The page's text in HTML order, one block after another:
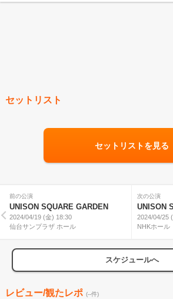
セットリスト
セットリストを見る
前の公演
UNISON SQUARE GARDEN
2024/04/19 (金) 18:30
仙台サンプラザ ホール
次の公演
UNISON
2024/04/25
NHKホール
スケジュールへ
レビュー/観たレポ (--件)